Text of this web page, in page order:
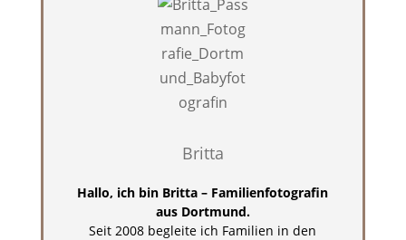
Britta
Hallo, ich bin Britta – Familienfotografin
aus Dortmund.
Seit 2008 begleite ich Familien in den